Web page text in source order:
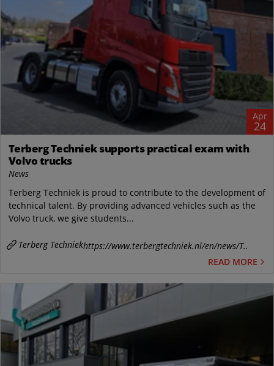
Apr
24
Terberg Techniek supports practical exam with
Volvo trucks
News
Terberg Techniek is proud to contribute to the development of
technical talent. By providing advanced vehicles such as the
Volvo truck, we give students...
Terberg Techniekhttps://www.terbergtechniek.nl/en/news/T..
READ MORE